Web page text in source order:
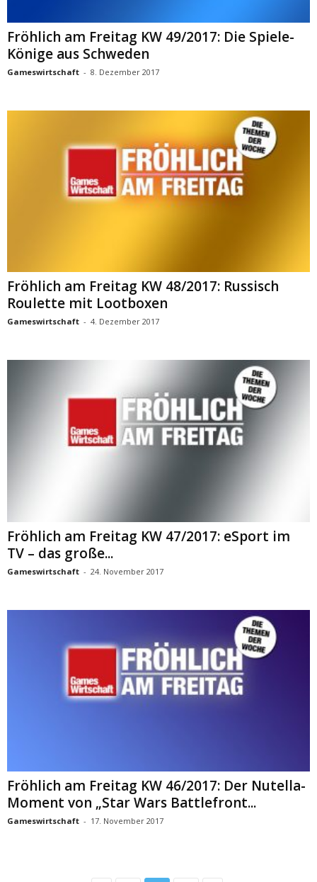
Fröhlich am Freitag KW 49/2017: Die Spiele-
Könige aus Schweden
Gameswirtschaft - 8. Dezember 2017
Fröhlich am Freitag KW 48/2017: Russisch
Roulette mit Lootboxen
Gameswirtschaft - 4. Dezember 2017
Fröhlich am Freitag KW 47/2017: eSport im
TV – das große...
Gameswirtschaft - 24. November 2017
Fröhlich am Freitag KW 46/2017: Der Nutella-
Moment von „Star Wars Battlefront...
Gameswirtschaft - 17. November 2017